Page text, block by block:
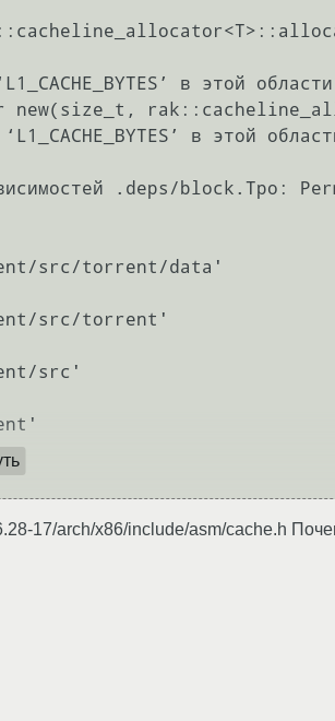
в этой области
в этой
.deps/block.Tpo:
src/torrent/data'
src/torrent'
src'
17/arch/x86/include/asm/cache.h